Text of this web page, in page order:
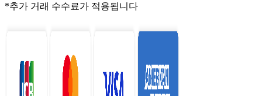
*추가 거래 수수료가 적용됩니다